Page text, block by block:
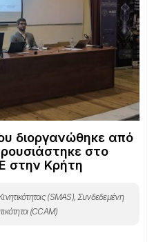
διοργανώθηκε από
στο
στην Κρήτη
(SMAS), Συνδεδεμένη
(CCAM)